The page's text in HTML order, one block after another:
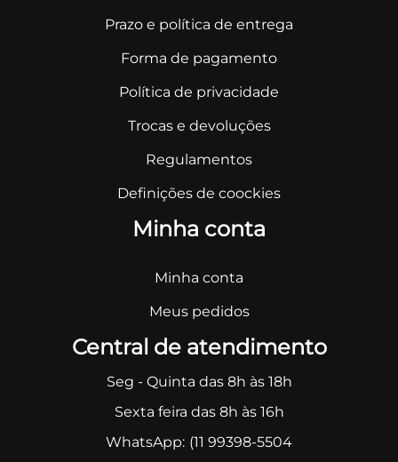
Prazo e política de entrega
Forma de pagamento
Política de privacidade
Trocas e devoluções
Regulamentos
Definições de coockies
Minha conta
Minha conta
Meus pedidos
Central de atendimento
Seg - Quinta das 8h às 18h
Sexta feira das 8h às 16h
WhatsApp: (11 99398-5504